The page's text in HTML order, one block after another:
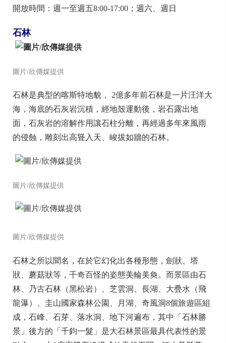
開放時間：週一至週五8:00-17:00；週六、週日
石林
圖片/欣傳媒提供
石林是典型的喀斯特地貌， 2億多年前石林是一片汪洋大
海，海底的石灰岩沉積，經地殼運動後，岩石露出地
面，石灰岩的溶解作用讓石柱分離，再經過多年來風雨
的侵蝕，雕刻出高聳入天、峻拔如牆的石林。
圖片/欣傳媒提供
圖片/欣傳媒提供
石林之所以聞名，在於它幻化出各種形態，劍狀、塔
狀、蘑菇狀等，千奇百怪的姿態美輪美奐。而景區由石
林、乃古石林（黑松岩）、芝雲洞、長湖、大疊水（飛
龍瀑）、圭山國家森林公園、月湖、奇風洞8個旅遊區組
成，石峰、石芽、落水洞、地下河遍布，其中「石林勝
景」後方的「千鈞一髮」是大石林景區最具代表性的景